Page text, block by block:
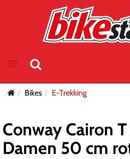
Toggle navigation
Bikes E-Trekking
Conway Cairon
Damen 50 cm